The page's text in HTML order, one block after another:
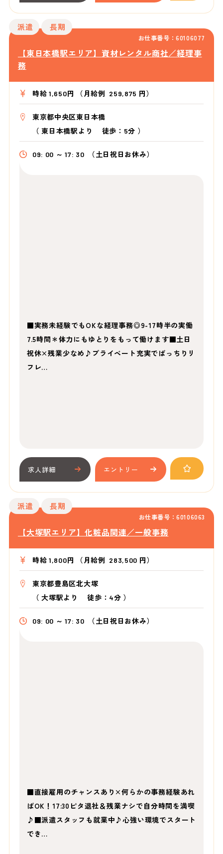
お仕事番号：60106077
派遣 長期
【東日本橋駅エリア】資材レンタル商社／経理事
務
時給 1,650円 （月給例 259,875 円）
東京都中央区東日本橋
（東日本橋駅より 徒歩：5分 ）
09: 00 ～ 17: 30 （土日祝日お休み）
■実務未経験でもOKな経理事務◎9-17時半の実働
7.5時間＊体力にもゆとりをもって働けます■土日
祝休×残業少なめ♪プライベート充実でばっちりリ
フレ…
求人詳細 エントリー
お仕事番号：60106063
派遣 長期
【大塚駅エリア】化粧品関連／一般事務
時給 1,800円 （月給例 283,500 円）
東京都豊島区北大塚
（大塚駅より徒歩：4分 ）
09: 00 ～ 17: 30 （土日祝日お休み）
■直接雇用のチャンスあり×何らかの事務経験あれ
ばOK！17:30ピタ退社＆残業ナシで自分時間を満喫
♪■派遣スタッフも就業中♪心強い環境でスタート
でき…